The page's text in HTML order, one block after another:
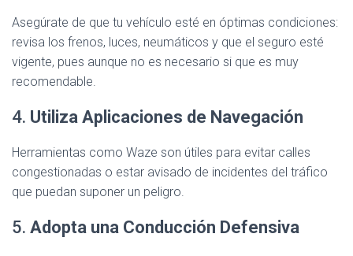
Asegúrate de que tu vehículo esté en óptimas condiciones:
revisa los frenos, luces, neumáticos y que el seguro esté
vigente, pues aunque no es necesario si que es muy
recomendable.
4. Utiliza Aplicaciones de Navegación
Herramientas como Waze son útiles para evitar calles
congestionadas o estar avisado de incidentes del tráfico
que puedan suponer un peligro.
5. Adopta una Conducción Defensiva